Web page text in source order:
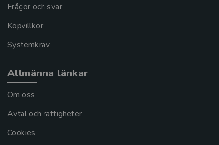
Frågor och svar
Köpvillkor
Systemkrav
Allmänna länkar
Om oss
Avtal och rättigheter
Cookies